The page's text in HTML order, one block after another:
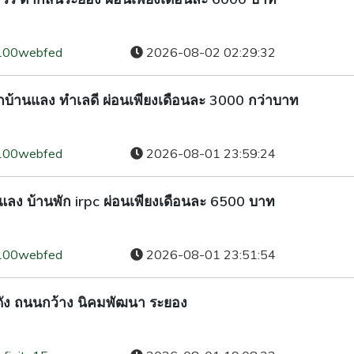
2026-08-02 02:29:32
านแลง ทำเลดี ผ่อนเพียงเดือนละ 3000 กว่าบาท
2026-08-01 23:59:24
ง บ้านพัก irpc ผ่อนเพียงเดือนละ 6500 บาท
2026-08-01 23:51:54
ถนนกว้าง นิคมพัฒนา ระยอง